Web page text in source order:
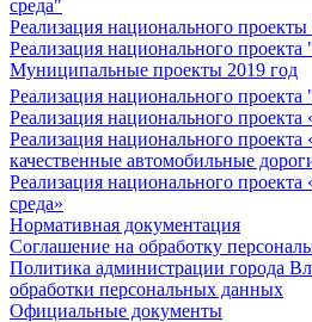
среда"
Реализация национального
Реализация национального проекта
Муниципальные проекты 2019 год
Реализация национального
Реализация национального проекта
Реализация национального проекта
качественные автомобильные
Реализация национального
среда»
Нормативная документация
Соглашение на обработку
Политика администрации города
обработки персональных данных
Официальные документы